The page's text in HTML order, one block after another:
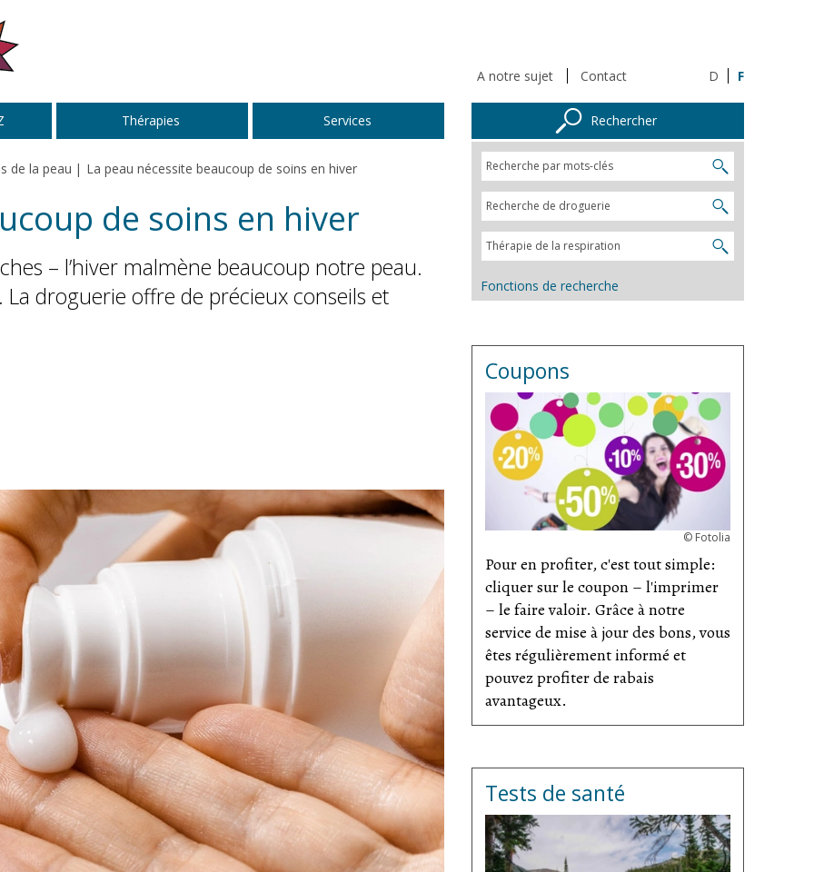
A notre sujet Contact D F
Thérapies Services
de la peau La peau nécessite beaucoup de soins en hiver
de soins en hiver
– l’hiver malmène beaucoup notre peau.
droguerie offre de précieux conseils et
Rechercher
Fonctions de recherche
Coupons
© Fotolia
Pour en profiter, c'est tout simple:
cliquer sur le coupon – l'imprimer
– le faire valoir. Grâce à notre
service de mise à jour des bons, vous
êtes régulièrement informé et
pouvez profiter de rabais
avantageux.
Tests de santé